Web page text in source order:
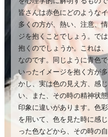
皆さんは赤色にどのような
多くの方が、熱い、注意、
ジを抱くことでしょう。で
抱くのでしょうか。これは
なのです。同じように青色
いったイメージを抱く方が
かし、実は色の見え方、感
い、また、その時の精神状
印象に違いがあります。色
を用いて、色を見た時に感
った色などから、その時の